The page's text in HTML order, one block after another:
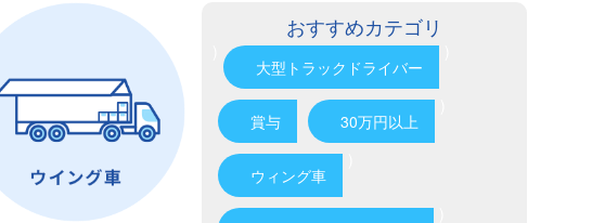
おすすめカテゴリ
大型トラックドライバー
賞与 30万円以上
ウィング車